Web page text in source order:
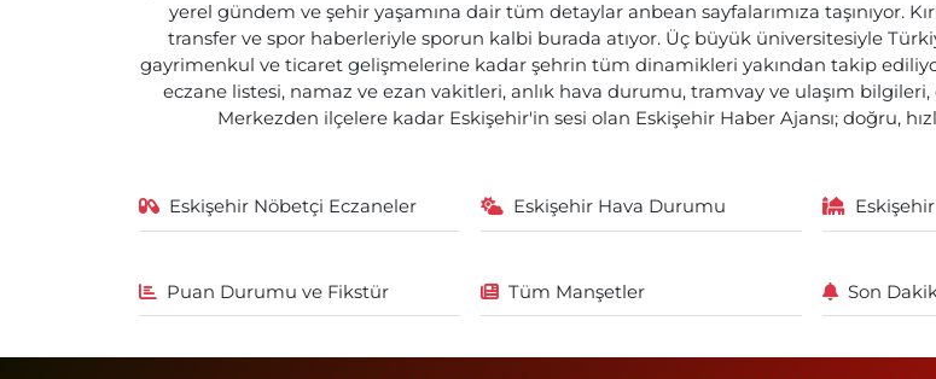
yerel gündem ve şehir yaşamına dair tüm detaylar anbean sayfalarımıza taşınıyor.
transfer ve spor haberleriyle sporun kalbi burada atıyor. Üç büyük üniversitesiyle
gayrimenkul ve ticaret gelişmelerine kadar şehrin tüm dinamikleri yakından takip
eczane listesi, namaz ve ezan vakitleri, anlık hava durumu, tramvay ve ulaşım
Merkezden ilçelere kadar Eskişehir'in sesi olan Eskişehir Haber Ajansı; doğru,
Eskişehir Nöbetçi Eczaneler Eskişehir Hava Durumu
Puan Durumu ve Fikstür Tüm Manşetler Son